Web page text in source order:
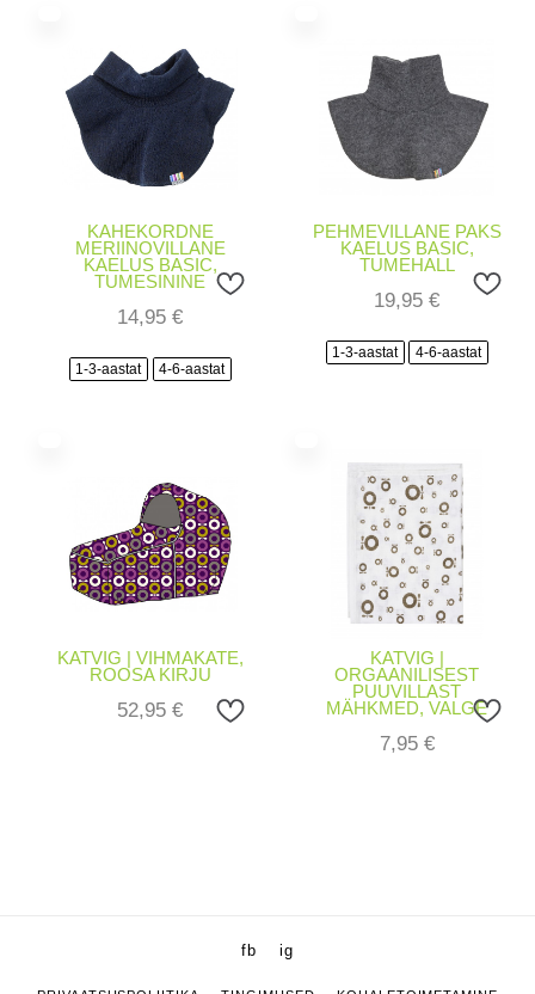
KAHEKORDNE
MERIINOVILLANE
KAELUS BASIC,
TUMESININE
14,95€
1-3-aastat 4-6-aastat
PEHMEVILLANE PAKS
KAELUS BASIC,
TUMEHALL
19,95€
1-3-aastat 4-6-aastat
KATVIG | VIHMAKATE,
ROOSA KIRJU
52,95€
KATVIG |
ORGAANILISEST
PUUVILLAST
MÄHKMED, VALGE
7,95 €
fb ig